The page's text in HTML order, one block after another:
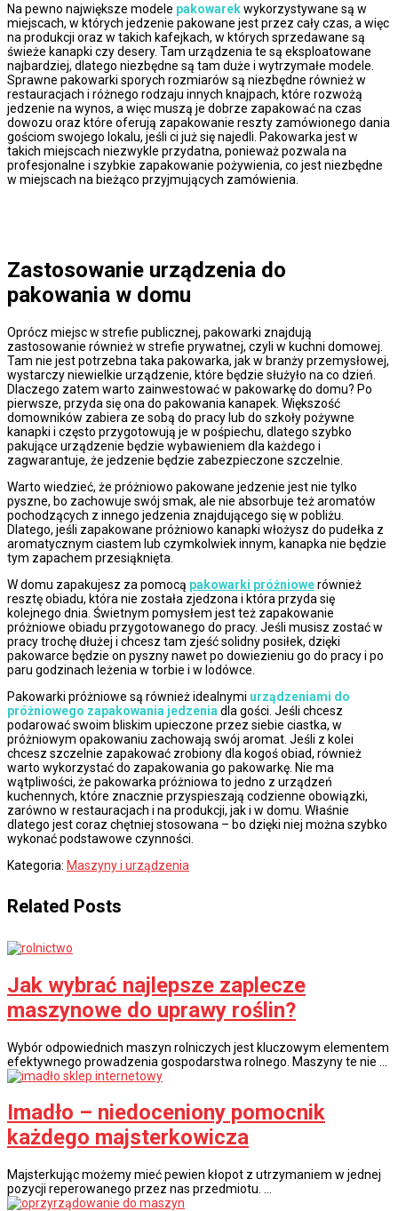
Na pewno największe modele pakowarekwykorzystywane są w
miejscach, w których jedzenie pakowane jest przez cały czas, a więc
na produkcji oraz w takich kafejkach, w których sprzedawane są
świeże kanapki czy desery. Tam urządzenia te są eksploatowane
najbardziej, dlatego niezbędne są tam duże i wytrzymałe modele.
Sprawne pakowarki sporych rozmiarów są niezbędne również w
restauracjach i różnego rodzaju innych knajpach, które rozwożą
jedzenie na wynos, a więc muszą je dobrze zapakować na czas
dowozu oraz które oferują zapakowanie reszty zamówionego dania
gościom swojego lokalu, jeśli ci już się najedli. Pakowarka jest w
takich miejscach niezwykle przydatna, ponieważ pozwala na
profesjonalne i szybkie zapakowanie pożywienia, co jest niezbędne
w miejscach na bieżąco przyjmujących zamówienia.
Zastosowanie urządzenia do
pakowania w domu
Oprócz miejsc w strefie publicznej, pakowarki znajdują
zastosowanie również w strefie prywatnej, czyli w kuchni domowej.
Tam nie jest potrzebna taka pakowarka, jak w branży przemysłowej,
wystarczy niewielkie urządzenie, które będzie służyło na co dzień.
Dlaczego zatem warto zainwestować w pakowarkę do domu? Po
pierwsze, przyda się ona do pakowania kanapek. Większość
domowników zabiera ze sobą do pracy lub do szkoły pożywne
kanapki i często przygotowują je w pośpiechu, dlatego szybko
pakujące urządzenie będzie wybawieniem dla każdego i
zagwarantuje, że jedzenie będzie zabezpieczone szczelnie.
Warto wiedzieć, że próżniowo pakowane jedzenie jest nie tylko
pyszne, bo zachowuje swój smak, ale nie absorbuje też aromatów
pochodzących z innego jedzenia znajdującego się w pobliżu.
Dlatego, jeśli zapakowane próżniowo kanapki włożysz do pudełka z
aromatycznym ciastem lub czymkolwiek innym, kanapka nie będzie
tym zapachem przesiąknięta.
W domu zapakujesz za pomocą pakowarki próżniowerównież
resztę obiadu, która nie została zjedzona i która przyda się
kolejnego dnia. Świetnym pomysłem jest też zapakowanie
próżniowe obiadu przygotowanego do pracy. Jeśli musisz zostać w
pracy trochę dłużej i chcesz tam zjeść solidny posiłek, dzięki
pakowarce będzie on pyszny nawet po dowiezieniu go do pracy i po
paru godzinach leżenia w torbie i w lodówce.
Pakowarki próżniowe są również idealnymi urządzeniami do
próżniowego zapakowania jedzenia dla gości. Jeśli chcesz
podarować swoim bliskim upieczone przez siebie ciastka, w
próżniowym opakowaniu zachowają swój aromat. Jeśli z kolei
chcesz szczelnie zapakować zrobiony dla kogoś obiad, również
warto wykorzystać do zapakowania go pakowarkę. Nie ma
wątpliwości, że pakowarka próżniowa to jedno z urządzeń
kuchennych, które znacznie przyspieszają codzienne obowiązki,
zarówno w restauracjach i na produkcji, jak i w domu. Właśnie
dlatego jest coraz chętniej stosowana – bo dzięki niej można szybko
wykonać podstawowe czynności.
Kategoria: Maszyny i urządzenia
Related Posts
Jak wybrać najlepsze zaplecze
maszynowe do uprawy roślin?
Wybór odpowiednich maszyn rolniczych jest kluczowym elementem
efektywnego prowadzenia gospodarstwa rolnego. Maszyny te nie …
Imadło – niedoceniony pomocnik
każdego majsterkowicza
Majsterkując możemy mieć pewien kłopot z utrzymaniem w jednej
pozycji reperowanego przez nas przedmiotu. …